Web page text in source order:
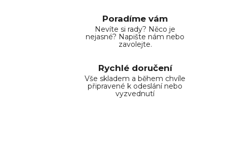
Poradíme vám
Nevíte si rady? Něco je
nejasné? Napište nám nebo
zavolejte.
Rychlé doručení
Vše skladem a během chvíle
připravené k odeslání nebo
vyzvednutí